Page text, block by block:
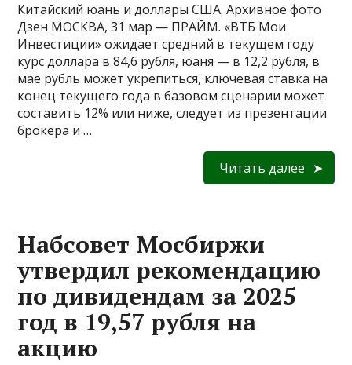
Китайский юань и доллары США. Архивное фото
Дзен МОСКВА, 31 мар — ПРАЙМ. «ВТБ Мои
Инвестиции» ожидает средний в текущем году
курс доллара в 84,6 рубля, юаня — в 12,2 рубля, в
мае рубль может укрепиться, ключевая ставка на
конец текущего года в базовом сценарии может
составить 12% или ниже, следует из презентации
брокера и …
Читать далее
Набсовет Мосбиржи
утвердил рекомендацию
по дивидендам за 2025
год в 19,57 рубля на
акцию